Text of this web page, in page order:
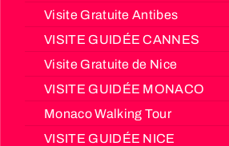
Visite Gratuite Antibes
VISITE GUIDÉE CANNES
Visite Gratuite de Nice
VISITE GUIDÉE MONACO
Monaco Walking Tour
VISITE GUIDÉE NICE